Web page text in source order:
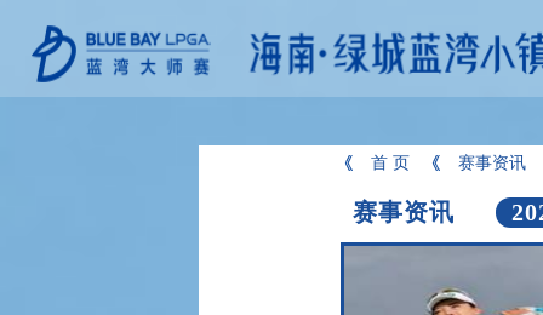
首 页 赛事资讯
赛事资讯